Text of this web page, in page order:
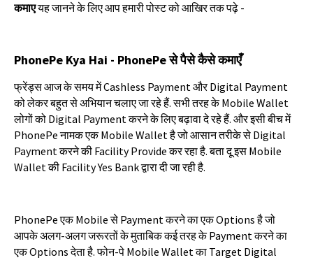
कमाएयहजाननेकेलिएआपहमारीपोस्टकोआखिरतकपढ़े -
PhonePe Kya Hai - PhonePeसेपैसेकैसेकमाएँ
फ्रेंड्सआजकेसमयमेंCashless PaymentऔरDigital Payment
कोलेकरबहुतसेअभियानचलाएजारहेहैं.सभीतरहकेMobile Wallet
लोगोंको Digital Paymentकरनेकेलिएबढ़ावादेरहेहैं. औरइसीबीचमें
PhonePeनामकएकMobile Walletहैजोआसानतरीकेसे Digital
Paymentकरनेकी Facility Provideकररहाहै.बतादूइस Mobile
Walletकी Facility Yes Bankद्वारादीजारहीहै.
PhonePeएकMobileसे PaymentकरनेकाएकOptionsहैजो
आपकेअलग-अलगजरूरतोंकेमुताबिककईतरहकेPaymentकरनेका
एकOptionsदेताहै.फोन-पे Mobile Walletका Target Digital